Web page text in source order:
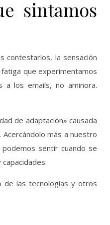
sintamos
contestarlos, la sensación
que experimentamos
los emails, no aminora.
de adaptación» causada
más a nuestro
sentir cuando se
de las tecnologías y otros